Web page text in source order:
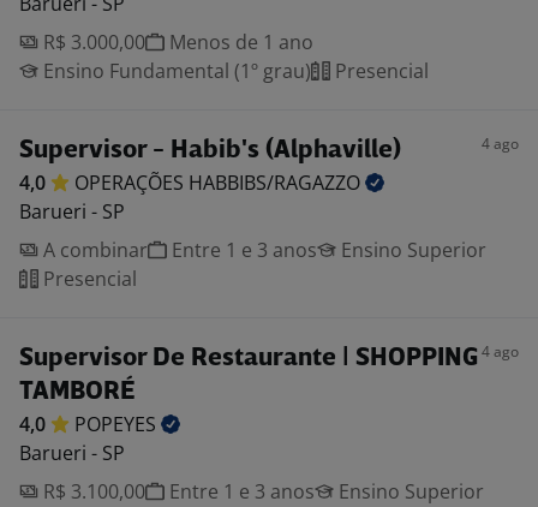
R$ 3.000,00
Menos de 1 ano
Ensino Fundamental (1º grau)
Presencial
Supervisor - Habib's (Alphaville) 4 ago
4,0 OPERAÇÕES HABBIBS/RAGAZZO
Barueri - SP
A combinar
Entre 1 e 3 anos
Ensino Superior
Presencial
Supervisor De Restaurante | SHOPPING
TAMBORÉ
4 ago
4,0
POPEYES
Barueri - SP
R$ 3.100,00
Entre 1 e 3 anos Ensino Superior